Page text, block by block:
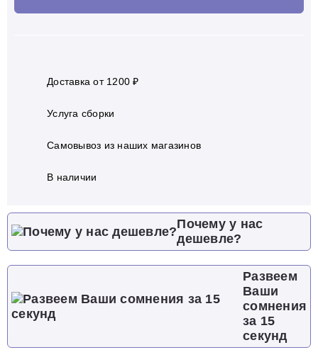
Доставка от 1200 ₽
Услуга сборки
Самовывоз из наших магазинов
В наличии
Почему у нас
дешевле?
Развеем
Ваши
сомнения
за 15
секунд